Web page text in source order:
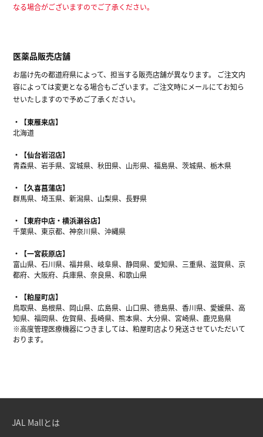
なる場合がございますのでご了承ください。
医薬品販売店舗
お届け先の都道府県によって、担当する販売店舗が異なります。 ご注文内
容によっては変更となる場合もございます。ご注文時にメールにてお知ら
せいたしますので予めご了承ください。
【東雁来店】
北海道
【仙台岩沼店】
青森県、岩手県、宮城県、秋田県、山形県、福島県、茨城県、栃木県
【久喜菖蒲店】
群馬県、埼玉県、新潟県、山梨県、長野県
【東府中店・横浜瀬谷店】
千葉県、東京都、神奈川県、沖縄県
【一宮萩原店】
富山県、石川県、福井県、岐阜県、静岡県、愛知県、三重県、滋賀県、京
都府、大阪府、兵庫県、奈良県、和歌山県
【粕屋町店】
鳥取県、島根県、岡山県、広島県、山口県、徳島県、香川県、愛媛県、高
知県、福岡県、佐賀県、長崎県、熊本県、大分県、宮崎県、鹿児島県
※高度管理医療機器につきましては、粕屋町店より発送させていただいて
おります。
JAL Mallとは